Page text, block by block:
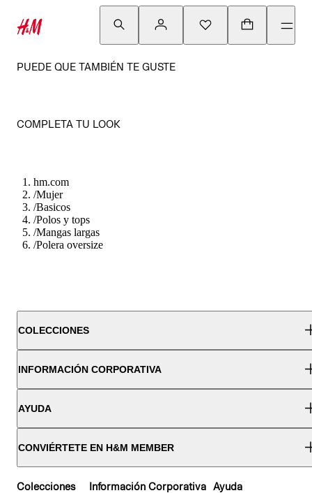
PUEDE QUE TAMBIÉN TE GUSTE
COMPLETA TU LOOK
hm.com
/Mujer
/Basicos
/Polos y tops
/Mangas largas
/Polera oversize
COLECCIONES
INFORMACIÓN CORPORATIVA
AYUDA
CONVIÉRTETE EN H&M MEMBER
Colecciones Información Corporativa Ayuda